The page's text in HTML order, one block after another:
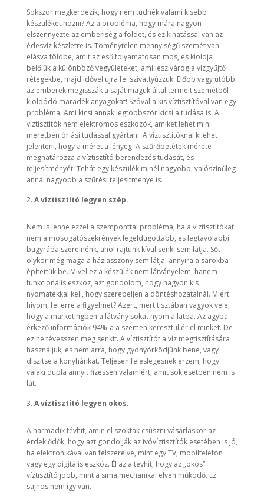
Sokszor megkérdezik, hogy nem tudnék valami kisebb
készüléket hozni? Az a probléma, hogy mára nagyon
elszennyezte az emberiség a földet, és ez kihatással van az
édesvíz készletre is. Töménytelen mennyiségű szemét van
elásva földbe, amit az eső folyamatosan mos, és kioldja
belőlük a különböző vegyületeket, ami leszivárog a vízgyűjtő
rétegekbe, majd idővel újra fel szivattyúzzuk. Előbb vagy utóbb
az emberek megisszák a saját maguk által termelt szemétből
kioldódó maradék anyagokat! Szóval a kis víztisztítóval van egy
probléma. Ami kicsi annak legtöbbször kicsi a tudása is. A
víztisztítók nem elektromos eszközök, amiket lehet mini
méretben óriási tudással gyártani. A víztisztítóknál kilehet
jelenteni, hogy a méret a lényeg. A szűrőbetétek mérete
meghatározza a víztisztító berendezés tudását, és
teljesítményét. Tehát egy készülék minél nagyobb, valószínűleg
annál nagyobb a szűrési teljesítménye is.
A víztisztító legyen szép.
Nem is lenne ezzel a szemponttal probléma, ha a víztisztítókat
nem a mosogatószekrények legeldugottabb, és legtávolabbi
bugyrába szerelnénk, ahol rajtunk kívül senki sem látja. Sőt
olykor még maga a háziasszony sem látja, annyira a sarokba
építettük be. Mivel ez a készülék nem látványelem, hanem
funkcionális eszköz, azt gondolom, hogy nagyon kis
nyomatékkal kell, hogy szerepeljen a döntéshozatalnál. Miért
hívom, fel erre a figyelmet? Azért, mert tisztában vagyok vele,
hogy a marketingben a látvány sokat nyom a latba. Az agyba
érkező információk 94%-a a szemen keresztül ér el minket. De
ez ne tévesszen meg senkit. A víztisztítót a víz megtisztítására
használjuk, és nem arra, hogy gyönyörködjünk bene, vagy
díszítse a konyhánkat. Teljesen feleslegesnek érzem, hogy
valaki dupla annyit fizessen valamiért, amit sok esetben nem is
lát.
A víztisztító legyen okos.
A harmadik tévhit, amin el szoktak csúszni vásárláskor az
érdeklődők, hogy azt gondolják az ivóvíztisztítók esetében is jó,
ha elektronikával van felszerelve, mint egy TV, mobiltelefon
vagy egy digitális eszköz. Él az a tévhit, hogy az „okos”
víztisztító jobb, mint a sima mechanikai elven működő. Ez
sajnos nem így van.